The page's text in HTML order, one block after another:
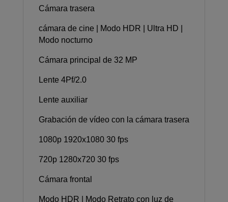
Cámara trasera
cámara de cine | Modo HDR | Ultra HD |
Modo nocturno
Cámara principal de 32 MP
Lente 4Pf/2.0
Lente auxiliar
Grabación de vídeo con la cámara trasera
1080p 1920x1080 30 fps
720p 1280x720 30 fps
Cámara frontal
Modo HDR | Modo Retrato con luz de